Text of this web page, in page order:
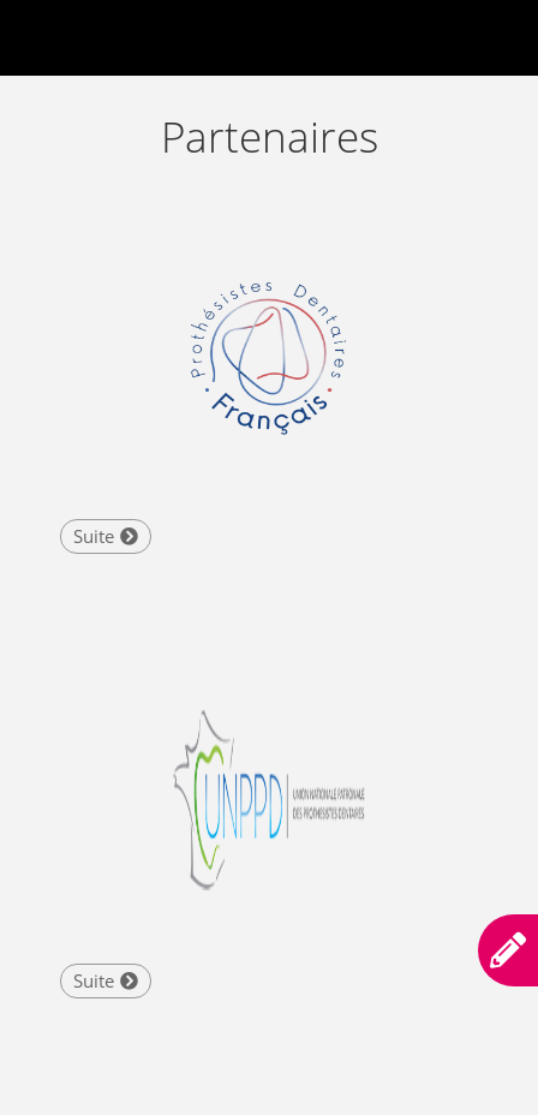
Partenaires
Suite
Suite